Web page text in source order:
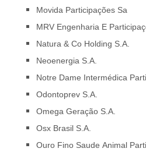
Movida Participações Sa
MRV Engenharia E
Natura & Co Holding S.A.
Neoenergia S.A.
Notre Dame Intermédica
Odontoprev S.A.
Omega Geração S.A.
Osx Brasil S.A.
Ouro Fino Saude Animal